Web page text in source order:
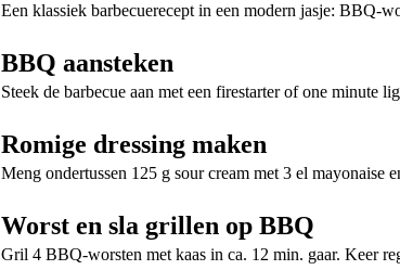
Een klassiek barbecuerecept in een modern jasje: BBQ-
BBQ aansteken
Steek de barbecue aan met een firestarter of one minute
Romige dressing maken
Meng ondertussen 125 g sour cream met 3 el
Worst en sla grillen op BBQ
Gril 4 BBQ-worsten met kaas in ca. 12 min. gaar. Keer